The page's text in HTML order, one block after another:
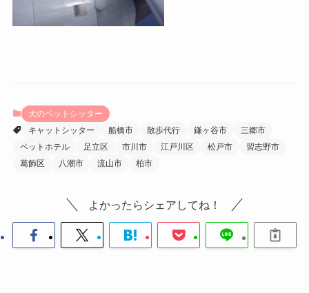
犬のペットシッター
キャットシッター
船橋市 散歩代行 鎌ヶ谷市
三郷市
ペットホテル
足立区 市川市 江戸川区 松戸市
習志野市
葛飾区
八潮市 流山市 柏市
よかったらシェアしてね！